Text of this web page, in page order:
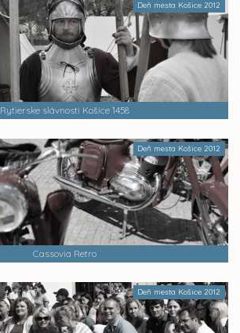
Deň mesta Košice 2012
Rytierske slávnosti Košice 1458
Deň mesta Košice 2012
Cassovia Retro
Deň mesta Košice 2012